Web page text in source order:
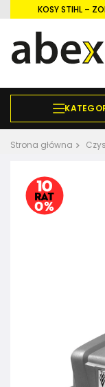
KOSY STIHL –
Strona główna